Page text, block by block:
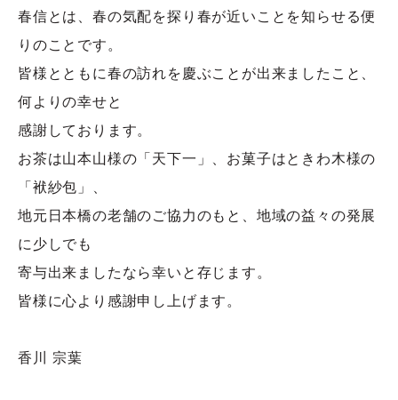
春信とは、春の気配を探り春が近いことを知らせる便
りのことです。
皆様とともに春の訪れを慶ぶことが出来ましたこと、
何よりの幸せと
感謝しております。
お茶は山本山様の「天下一」、お菓子はときわ木様の
「袱紗包」、
地元日本橋の老舗のご協力のもと、地域の益々の発展
に少しでも
寄与出来ましたなら幸いと存じます。
皆様に心より感謝申し上げます。
香川 宗葉